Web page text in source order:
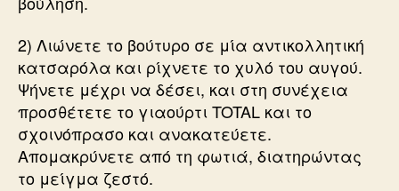
2) Λιώνετε το βούτυρο σε μία αντικολλητική
κατσαρόλα και ρίχνετε το χυλό του αυγού.
Ψήνετε μέχρι να δέσει, και στη συνέχεια
προσθέτετε το γιαούρτι TOTAL και το
σχοινόπρασο και ανακατεύετε.
Απομακρύνετε από τη φωτιά, διατηρώντας
το μείγμα ζεστό.